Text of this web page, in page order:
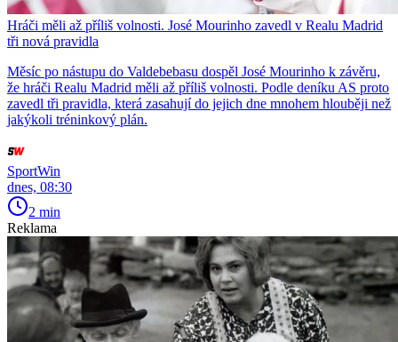
Hráči měli až příliš volnosti. José Mourinho zavedl v Realu Madrid
tři nová pravidla
Měsíc po nástupu do Valdebebasu dospěl José Mourinho k závěru,
že hráči Realu Madrid měli až příliš volnosti. Podle deníku AS proto
zavedl tři pravidla, která zasahují do jejich dne mnohem hlouběji než
jakýkoli tréninkový plán.
SportWin
dnes, 08:30
2 min
Reklama